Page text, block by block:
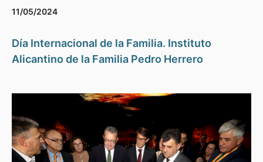
11/05/2024
Día Internacional de la Familia. Instituto
Alicantino de la Familia Pedro Herrero